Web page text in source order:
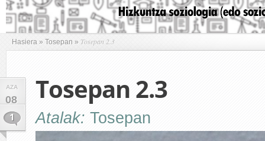
Hasiera » Tosepan » Tosepan 2.3
AZA
08
1
Tosepan 2.3
Atalak: Tosepan